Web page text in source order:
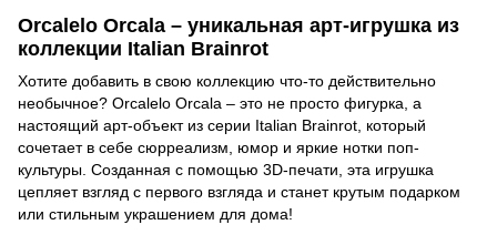
Orcalelo Orcala – уникальная арт-игрушка из
коллекции Italian Brainrot
Хотите добавить в свою коллекцию что-то действительно
необычное? Orcalelo Orcala – это не просто фигурка, а
настоящий арт-объект из серии Italian Brainrot, который
сочетает в себе сюрреализм, юмор и яркие нотки поп-
культуры. Созданная с помощью 3D-печати, эта игрушка
цепляет взгляд с первого взгляда и станет крутым подарком
или стильным украшением для дома!